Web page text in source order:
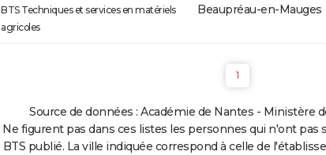
BTS Techniques et services en matériels
agricoles
Beaupréau-en-Mauges
1
Source de données : Académie de Nantes - Ministère
Ne figurent pas dans ces listes les personnes qui n'ont pas
BTS publié. La ville indiquée correspond à celle de